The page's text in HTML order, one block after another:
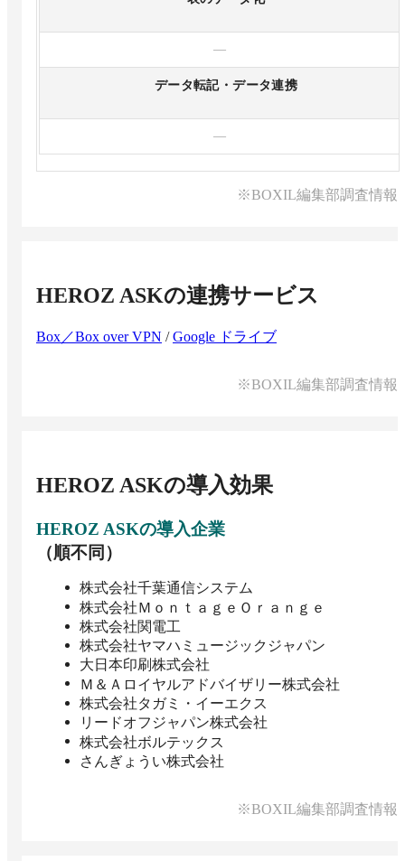
—
データ転記・データ連携
—
※BOXIL編集部調査情報
HEROZ ASKの連携サービス
Box／Box over VPN /Google ドライブ
※BOXIL編集部調査情報
HEROZ ASKの導入効果
HEROZ ASKの導入企業
（順不同）
株式会社千葉通信システム
株式会社ＭｏｎｔａｇｅＯｒａｎｇｅ
株式会社関電工
株式会社ヤマハミュージックジャパン
大日本印刷株式会社
Ｍ＆Ａロイヤルアドバイザリー株式会社
株式会社タガミ・イーエクス
リードオフジャパン株式会社
株式会社ボルテックス
さんぎょうい株式会社
※BOXIL編集部調査情報